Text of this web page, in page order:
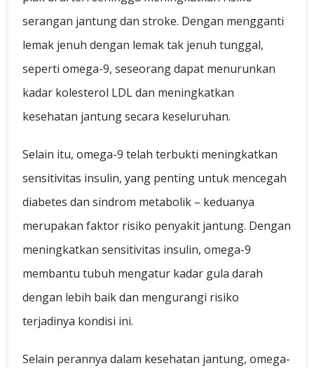
serangan jantung dan stroke. Dengan mengganti
lemak jenuh dengan lemak tak jenuh tunggal,
seperti omega-9, seseorang dapat menurunkan
kadar kolesterol LDL dan meningkatkan
kesehatan jantung secara keseluruhan.
Selain itu, omega-9 telah terbukti meningkatkan
sensitivitas insulin, yang penting untuk mencegah
diabetes dan sindrom metabolik – keduanya
merupakan faktor risiko penyakit jantung. Dengan
meningkatkan sensitivitas insulin, omega-9
membantu tubuh mengatur kadar gula darah
dengan lebih baik dan mengurangi risiko
terjadinya kondisi ini.
Selain perannya dalam kesehatan jantung, omega-